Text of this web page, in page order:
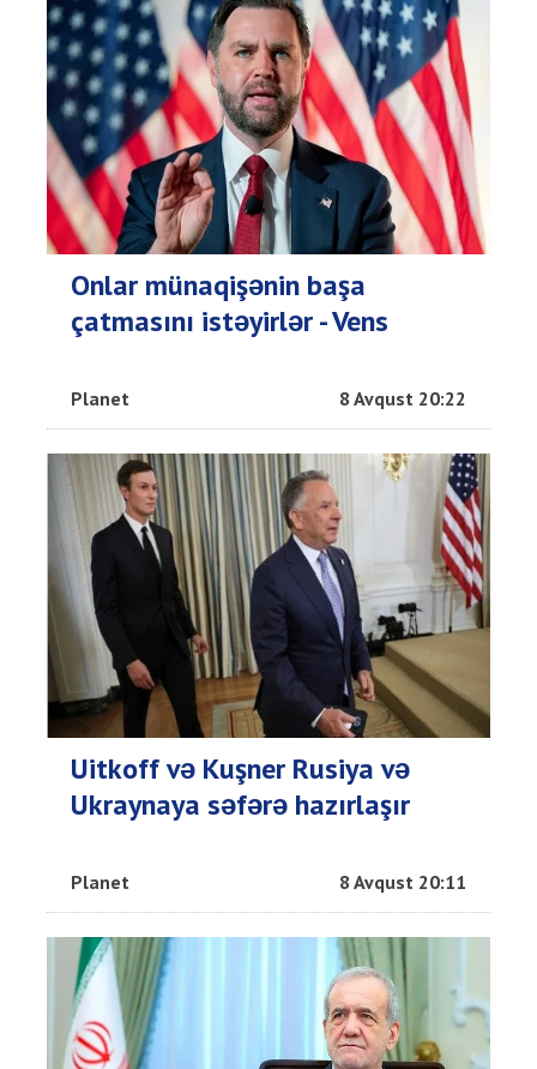
Onlar münaqişənin başa
çatmasını istəyirlər - Vens
Planet 8 Avqust 20:22
Uitkoff və Kuşner Rusiya və
Ukraynaya səfərə hazırlaşır
Planet 8 Avqust 20:11